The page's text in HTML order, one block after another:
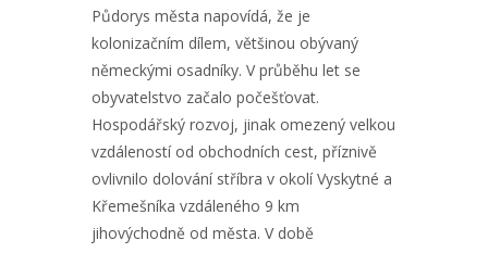
Půdorys města napovídá, že je
kolonizačním dílem, většinou obývaný
německými osadníky. V průběhu let se
obyvatelstvo začalo počešťovat.
Hospodářský rozvoj, jinak omezený velkou
vzdáleností od obchodních cest, příznivě
ovlivnilo dolování stříbra v okolí Vyskytné a
Křemešníka vzdáleného 9 km
jihovýchodně od města. V době